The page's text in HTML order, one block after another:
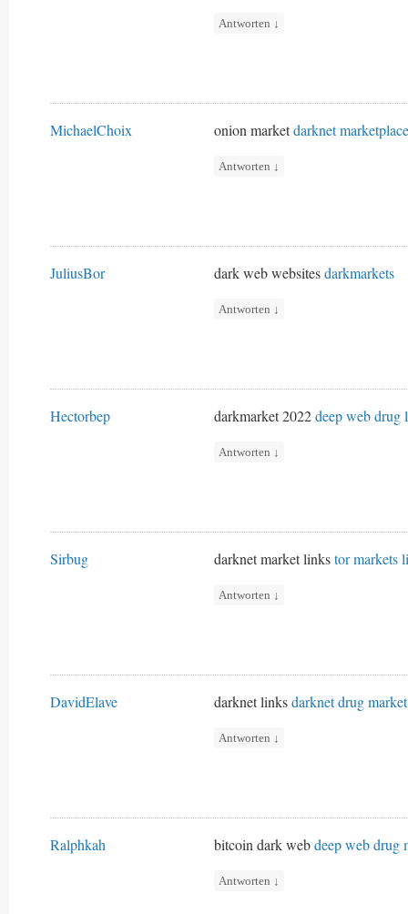
Antworten ↓
MichaelChoix onion marketdarknet marketplace
Antworten ↓
JuliusBor dark web websitesdarkmarkets
Antworten ↓
Hectorbep darkmarket 2022deep web drug
Antworten ↓
Sirbug darknet market linkstor markets
Antworten ↓
DavidElave darknet linksdarknet drug market
Antworten ↓
Ralphkah bitcoin dark webdeep web drug
Antworten ↓